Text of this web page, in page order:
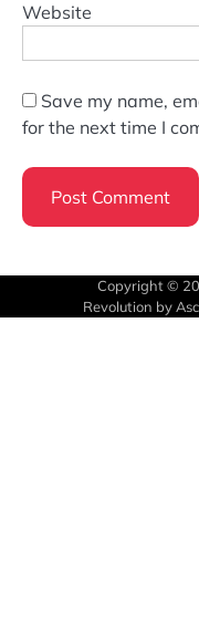
Website
Save my name,
for the next time I
Copyright ©
Revolution by